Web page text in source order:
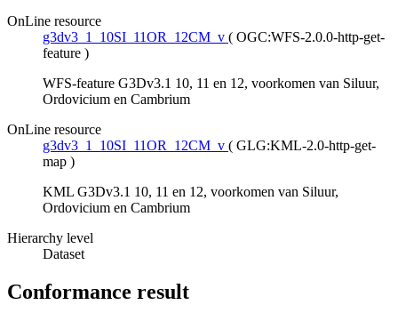
OnLine resource
g3dv3_1_10SI_11OR_12CM_v ( OGC:WFS-2.0.0-http-get-
feature )
WFS-feature G3Dv3.1 10, 11 en 12, voorkomen van Siluur,
Ordovicium en Cambrium
OnLine resource
g3dv3_1_10SI_11OR_12CM_v ( GLG:KML-2.0-http-get-
map )
KML G3Dv3.1 10, 11 en 12, voorkomen van Siluur,
Ordovicium en Cambrium
Hierarchy level
Dataset
Conformance result